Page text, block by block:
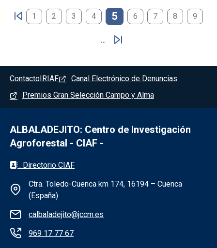
Paginación
1 2 3 4 5 6 7 8 9
…
Pie de pagina - Albaladejito
Contacto IRIAF
Canal Electrónico de Denuncias
Premios Gran Selección Campo y Alma
ALBALADEJITO: Centro de Investigación
Agroforestal - CIAF -
Información de la institución -
. Directorio CIAF
Ctra. Toledo-Cuenca km 174, 16194 – Cuenca
(España)
calbaladejito@jccm.es
969 17 77 67